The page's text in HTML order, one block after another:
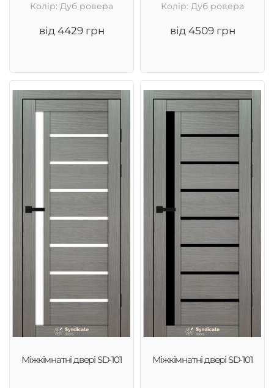
Колір: Дуб ровера
від 4429 грн
Колір: Дуб ровера
від 4509 грн
Міжкімнатні двері SD-101 Міжкімнатні двері SD-101